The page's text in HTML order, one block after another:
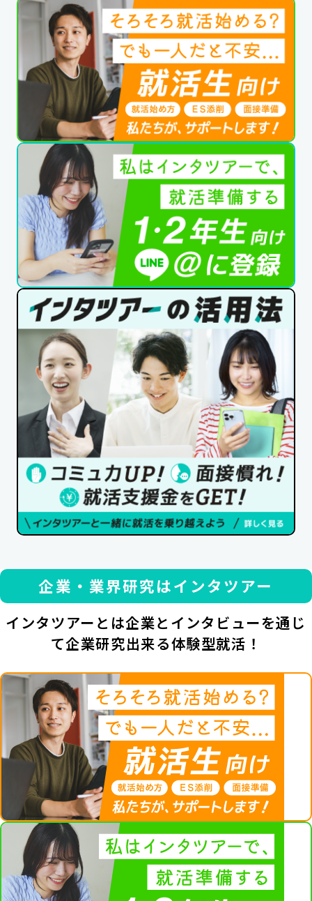
企業・業界研究はインタツアー
インタツアーとは企業とインタビューを通じ
て企業研究出来る体験型就活！